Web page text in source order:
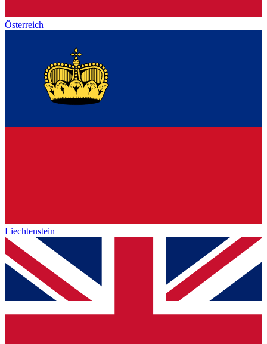
Österreich
Liechtenstein